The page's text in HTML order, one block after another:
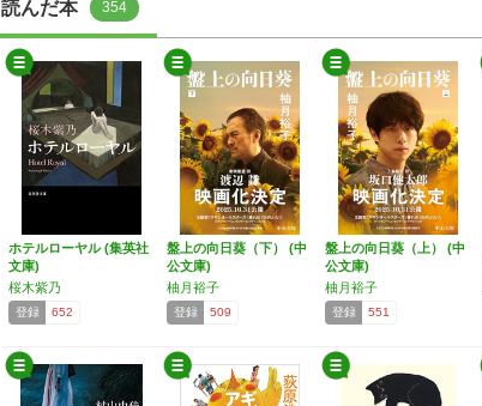
読んだ本 354
ホテルローヤル (集英社
文庫)
桜木紫乃
登録 652
盤上の向日葵（下） (中
公文庫)
柚月裕子
登録 509
盤上の向日葵（上） (中
公文庫)
柚月裕子
登録 551